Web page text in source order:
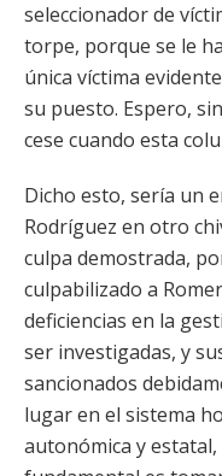
seleccionador de
torpe, porque se le
única víctima
su puesto. Espero,
cese cuando esta
Dicho esto, sería un
Rodríguez en otro
culpa demostrada,
culpabilizado a
deficiencias en la
ser investigadas, y
sancionados
lugar en el sistema
autonómica y